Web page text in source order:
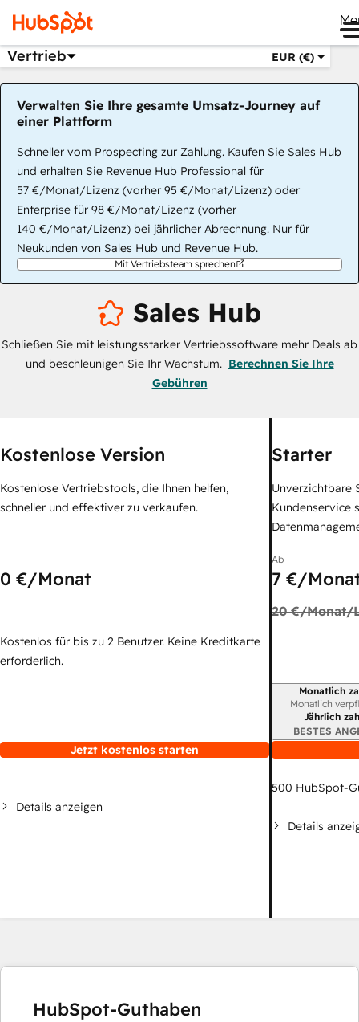
Vertrieb EUR (€)
Verwalten Sie Ihre gesamte Umsatz-Journey auf
einer Plattform
Schneller vom Prospecting zur Zahlung. Kaufen Sie Sales Hub
und erhalten Sie Revenue Hub Professional für
57 €/Monat/Lizenz (vorher 95 €/Monat/Lizenz) oder
Enterprise für 98 €/Monat/Lizenz (vorher
140 €/Monat/Lizenz) bei jährlicher Abrechnung. Nur für
Neukunden von Sales Hub und Revenue Hub.
Mit Vertriebsteam sprechen
Sales Hub
Schließen Sie mit leistungsstarker Vertriebssoftware mehr Deals ab
und beschleunigen Sie Ihr Wachstum. Berechnen Sie Ihre
Gebühren
Kostenlose Version
Kostenlose Vertriebstools, die Ihnen helfen,
schneller und effektiver zu verkaufen.
0 €/Monat
Kostenlos für bis zu 2 Benutzer. Keine Kreditkarte
erforderlich.
Jetzt kostenlos starten
Details anzeigen
Starter
Unverzichtbare
Kundenservice
Ab
7 €/
20 €/Monat/
Monatlich
Monatlich
Jährlich
BESTES
500 HubSpot-
Details
HubSpot-Guthaben